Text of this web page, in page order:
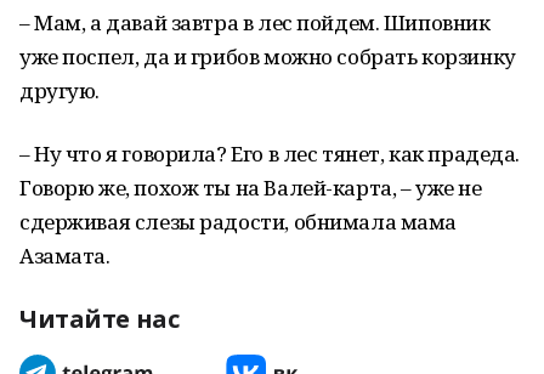
– Мам, а давай завтра в лес пойдем. Шиповник
уже поспел, да и грибов можно собрать корзинку
другую.
– Ну что я говорила? Его в лес тянет, как прадеда.
Говорю же, похож ты на Валей-карта, – уже не
сдерживая слезы радости, обнимала мама
Азамата.
Читайте нас